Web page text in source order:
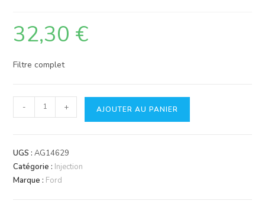
32,30 €
Filtre complet
quantité
de
gasoil
complet=E1ADDN9155C
- + AJOUTER AU PANIER
UGS :AG14629
Catégorie : Injection
Marque : Ford